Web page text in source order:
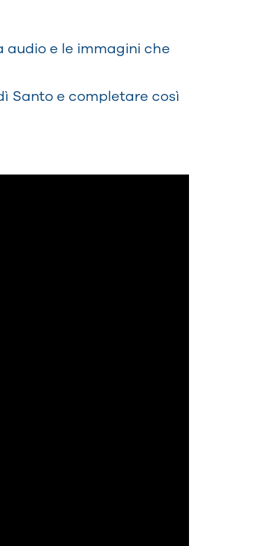
audio e le immagini che
Santo e completare così